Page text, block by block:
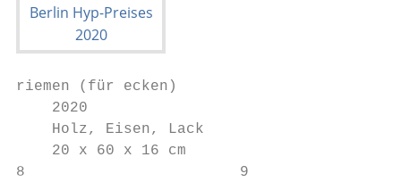
riemen (für ecken)
    2020
    Holz, Eisen, Lack
    20 x 60 x 16 cm
8                        9